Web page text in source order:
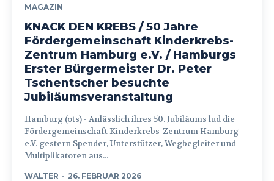
MAGAZIN
KNACK DEN KREBS / 50 Jahre
Fördergemeinschaft Kinderkrebs-
Zentrum Hamburg e.V. / Hamburgs
Erster Bürgermeister Dr. Peter
Tschentscher besuchte
Jubiläumsveranstaltung
Hamburg (ots) - Anlässlich ihres 50. Jubiläums lud die
Fördergemeinschaft Kinderkrebs-Zentrum Hamburg
e.V. gestern Spender, Unterstützer, Wegbegleiter und
Multiplikatoren aus...
WALTER - 26. FEBRUAR 2026